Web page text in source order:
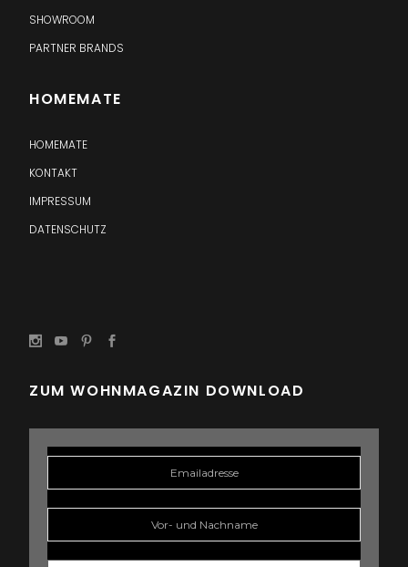
SHOWROOM
PARTNER BRANDS
HOMEMATE
HOMEMATE
KONTAKT
IMPRESSUM
DATENSCHUTZ
ZUM WOHNMAGAZIN DOWNLOAD